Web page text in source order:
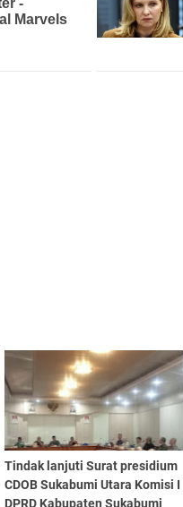
Tindak lanjuti Surat presidium
CDOB Sukabumi Utara Komisi I
DPRD Kabupaten Sukabumi